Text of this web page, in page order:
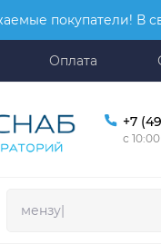
покупатели! В
Оплата
+7
с